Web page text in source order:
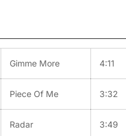
Gimme More 4:11
Piece Of Me 3:32
Radar 3:49